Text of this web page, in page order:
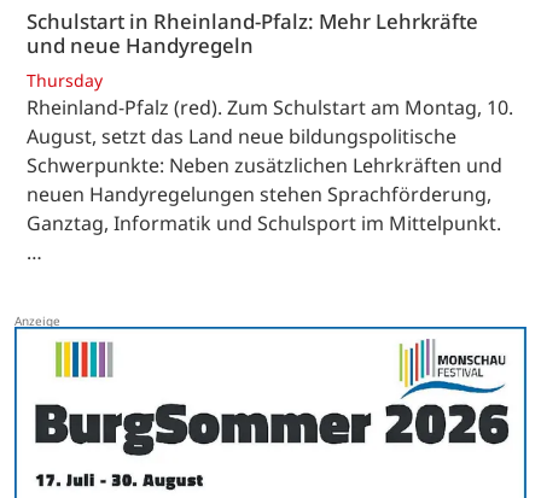
Schulstart in Rheinland-Pfalz: Mehr Lehrkräfte
und neue Handyregeln
Thursday
Rheinland-Pfalz (red). Zum Schulstart am Montag, 10.
August, setzt das Land neue bildungspolitische
Schwerpunkte: Neben zusätzlichen Lehrkräften und
neuen Handyregelungen stehen Sprachförderung,
Ganztag, Informatik und Schulsport im Mittelpunkt.
…